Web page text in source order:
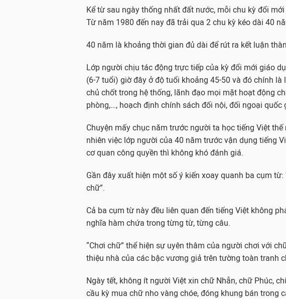
Kể từ sau ngày thống nhất đất nước, mỗi chu kỳ đổi
Từ năm 1980 đến nay đã trải qua 2 chu kỳ kéo dài 40
40 năm là khoảng thời gian đủ dài để rút ra kết luận
Lớp người chịu tác động trực tiếp của kỳ đổi mới giáo
(6-7 tuổi) giờ đây ở độ tuổi khoảng 45-50 và đó chính
chủ chốt trong hệ thống, lãnh đạo mọi mặt hoạt động
phòng,…, hoạch định chính sách đối nội, đối ngoại quốc
Chuyện mấy chục năm trước người ta học tiếng Việt
nhiên việc lớp người của 40 năm trước vận dụng tiếng
cơ quan công quyền thì không khó đánh giá.
Gần đây xuất hiện một số ý kiến xoay quanh ba cụm từ:
chữ”.
Cả ba cụm từ này đều liên quan đến tiếng Việt không
nghĩa hàm chứa trong từng từ, từng câu.
“Chơi chữ” thể hiện sự uyên thâm của người chơi với
thiệu nhà của các bậc vương giả trên tường toàn tranh
Ngày tết, không ít người Việt xin chữ Nhẫn, chữ Phúc,
cầu kỳ mua chữ nho vàng chóe, đóng khung bán trong